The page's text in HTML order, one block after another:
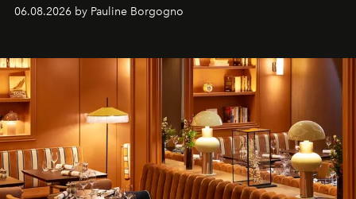
06.08.2026 by Pauline Borgogno